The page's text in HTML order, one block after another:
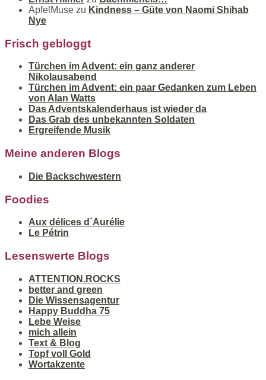
ApfelMuse zu Kindness – Güte von Naomi Shihab
Nye
Frisch gebloggt
Türchen im Advent: ein ganz anderer
Nikolausabend
Türchen im Advent: ein paar Gedanken zum Leben
von Alan Watts
Das Adventskalenderhaus ist wieder da
Das Grab des unbekannten Soldaten
Ergreifende Musik
Meine anderen Blogs
Die Backschwestern
Foodies
Aux délices d´Aurélie
Le Pétrin
Lesenswerte Blogs
ATTENTION.ROCKS
better and green
Die Wissensagentur
Happy Buddha 75
Lebe Weise
mich allein
Text & Blog
Topf voll Gold
Wortakzente